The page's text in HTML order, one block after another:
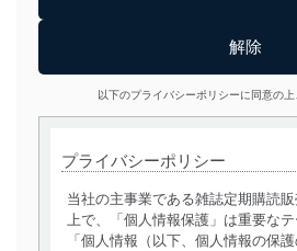
以下のプライバシーポリシーに同意の上
プライバシーポリシー
当社の主事業である雑誌定期購読
上で、「個人情報保護」は重要なテ
「個人情報（以下、個人情報の保